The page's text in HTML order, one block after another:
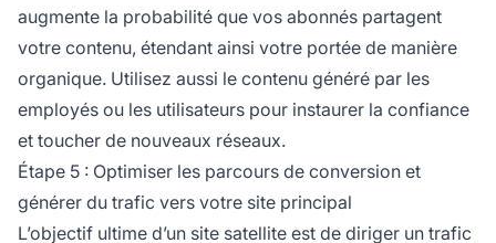
augmente la probabilité que vos abonnés partagent
votre contenu, étendant ainsi votre portée de manière
organique. Utilisez aussi le contenu généré par les
employés ou les utilisateurs pour instaurer la confiance
et toucher de nouveaux réseaux.
Étape 5 : Optimiser les parcours de conversion et
générer du trafic vers votre site principal
L’objectif ultime d’un site satellite est de diriger un trafic